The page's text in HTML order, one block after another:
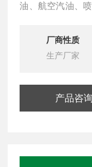
油、航空汽油、
馏程测定。厂商性质
生产厂家
产品咨询